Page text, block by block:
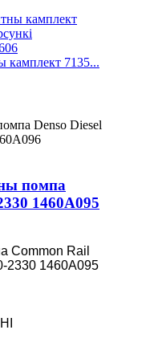
камплект 7135...
помпа
1460A095
Common Rail
2330 1460A095